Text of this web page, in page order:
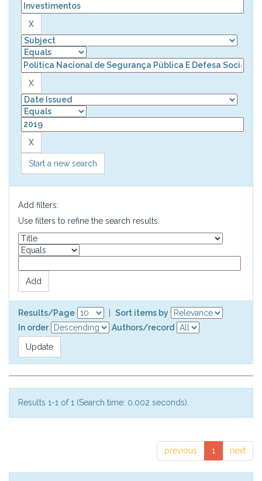
Start a new search
Add filters:
Use filters to refine the search results.
Results/Page
Sort items by
In order
Authors/record
Results 1-1 of 1 (Search time: 0.002 seconds).
previous 1 next